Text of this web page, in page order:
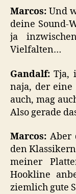
Marcos: Und
deine Sound-
ja
Vielfalten…
Gandalf: Tja,
naja, der eine
auch, mag
Also gerade
Marcos: Aber
den
meiner
Hookline
ziemlich gute